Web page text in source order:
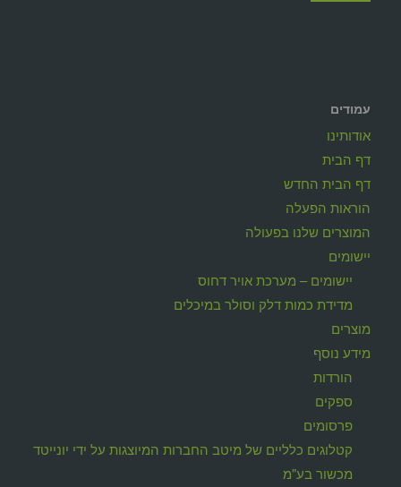
עמודים
אודותינו
דף הבית
דף הבית החדש
הוראות הפעלה
המוצרים שלנו בפעולה
יישומים
יישומים – מערכת אויר דחוס
מדידת כמות דלק וסולר במיכלים
מוצרים
מידע נוסף
הורדות
ספקים
פרסומים
קטלוגים כלליים של מיטב החברות המיוצגות על ידי יונייטד
מכשור בע"מ